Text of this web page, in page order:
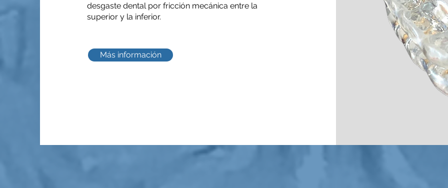
desgaste dental por fricción mecánica entre la
superior y la inferior.
Más información